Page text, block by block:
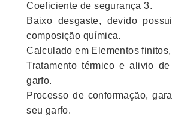
Coeficiente de segurança 3.
Baixo desgaste, devido
composição química.
Calculado em Elementos
Tratamento térmico e alivio
garfo.
Processo de conformação,
seu garfo.